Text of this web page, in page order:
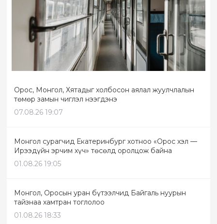
Орос, Монгол, Хятадыг холбосон аялал жуулчлалын
төмөр замын чиглэл нээгдэнэ
07.08.26 19:07
Монгол сурагчид Екатеринбург хотноо «Орос хэл —
Ирээдүйн эрчим хүч» төсөлд оролцож байна
01.08.26 19:05
Монгол, Оросын уран бүтээлчид Байгаль нуурын
тайзнаа хамтран тоглолоо
01.08.26 18:33